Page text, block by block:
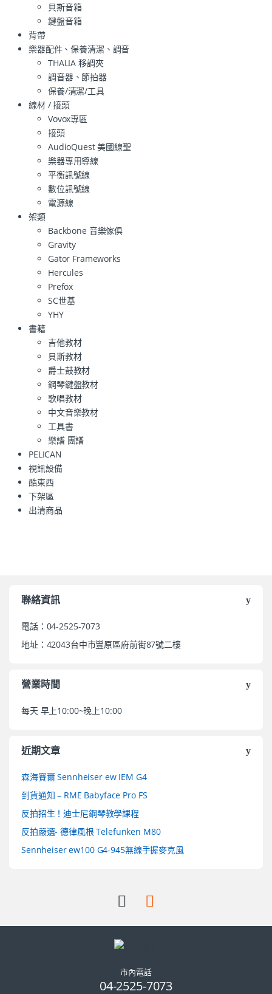
貝斯音箱
鍵盤音箱
背帶
樂器配件、保養清潔、調音
THALIA 移調夾
調音器、節拍器
保養/清潔/工具
線材 / 接頭
Vovox專區
接頭
AudioQuest 美國線聖
樂器專用導線
平衡訊號線
數位訊號線
電源線
架類
Backbone 音樂傢俱
Gravity
Gator Frameworks
Hercules
Prefox
SC世基
YHY
書籍
吉他教材
貝斯教材
爵士鼓教材
鋼琴鍵盤教材
歌唱教材
中文音樂教材
工具書
樂譜 團譜
PELICAN
視訊設備
酷東西
下架區
出清商品
聯絡資訊
電話：04-2525-7073
地址：42043台中市豐原區府前街87號二樓
營業時間
每天 早上10:00~晚上10:00
近期文章
森海賽爾 Sennheiser ew IEM G4
到貨通知 – RME Babyface Pro FS
反拍招生！迪士尼鋼琴教學課程
反拍嚴選- 德律風根 Telefunken M80
Sennheiser ew100 G4-945無線手握麥克風
市內電話
04-2525-7073